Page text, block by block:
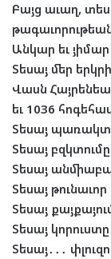
Բայց աւաղ,
Անկար եւ
Տեսայ մեր
Վասն
եւ 1036
Տեսայ
Տեսայ
Տեսայ
Տեսայ
Տեսայ
Տեսայ
Տեսայ․․․